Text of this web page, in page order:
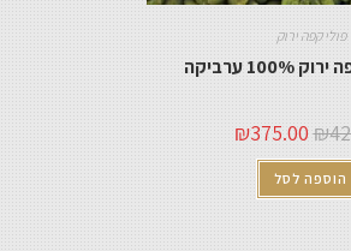
פולי קפה ירוק
₪
₪375.00
הוספה לסל